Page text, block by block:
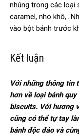
nhúng trong các loại
caramel, nho
vào bột bánh trước
Kết luận
Với những thông tin
hơn về loại bánh
biscuits. Với hương
cũng có thể tự tay
bánh độc đáo và